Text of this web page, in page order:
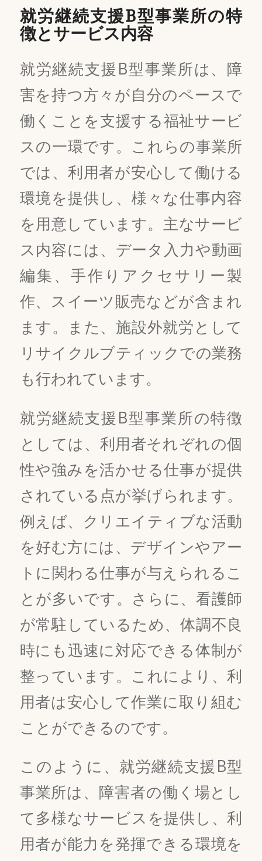
就労継続支援B型事業所の特
徴とサービス内容
就労継続支援B型事業所は、障
害を持つ方々が自分のペースで
働くことを支援する福祉サービ
スの一環です。これらの事業所
では、利用者が安心して働ける
環境を提供し、様々な仕事内容
を用意しています。主なサービ
ス内容には、データ入力や動画
編集、手作りアクセサリー製
作、スイーツ販売などが含まれ
ます。また、施設外就労として
リサイクルブティックでの業務
も行われています。
就労継続支援B型事業所の特徴
としては、利用者それぞれの個
性や強みを活かせる仕事が提供
されている点が挙げられます。
例えば、クリエイティブな活動
を好む方には、デザインやアー
トに関わる仕事が与えられるこ
とが多いです。さらに、看護師
が常駐しているため、体調不良
時にも迅速に対応できる体制が
整っています。これにより、利
用者は安心して作業に取り組む
ことができるのです。
このように、就労継続支援B型
事業所は、障害者の働く場とし
て多様なサービスを提供し、利
用者が能力を発揮できる環境を